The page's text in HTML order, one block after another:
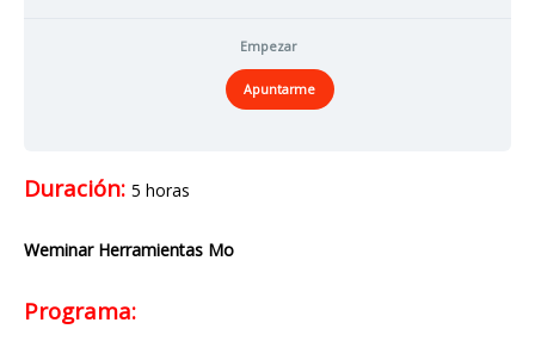
Empezar
Apuntarme
Duración: 5 horas
Weminar Herramientas Mo
Programa: